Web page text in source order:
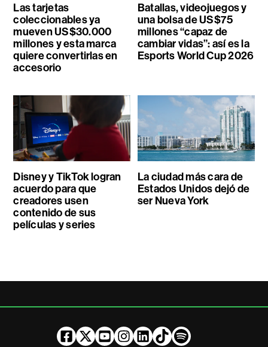
Las tarjetas
coleccionables ya
mueven US$30.000
millones y esta marca
quiere convertirlas en
accesorio
Batallas, videojuegos y
una bolsa de US$75
millones “capaz de
cambiar vidas”: así es la
Esports World Cup 2026
Disney y TikTok logran
acuerdo para que
creadores usen
contenido de sus
películas y series
La ciudad más cara de
Estados Unidos dejó de
ser Nueva York